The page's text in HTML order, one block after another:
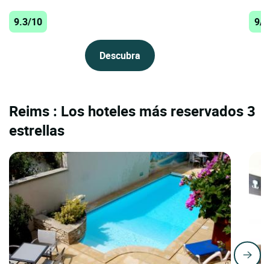
9.3/10
Descubra
9/
Reims : Los hoteles más reservados 3
estrellas